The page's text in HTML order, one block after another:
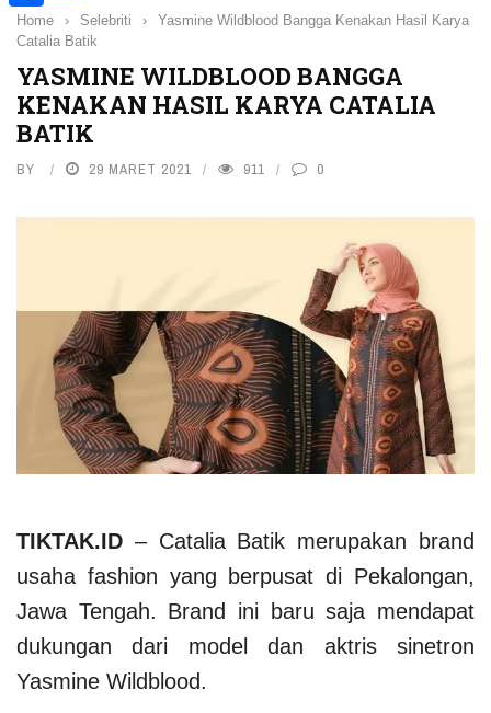
Home › Selebriti ›
Yasmine Wildblood Bangga Kenakan Hasil Karya
Catalia Batik
YASMINE WILDBLOOD BANGGA
KENAKAN HASIL KARYA CATALIA
BATIK
BY 29 MARET 2021 911 0
TIKTAK.ID – Catalia Batik merupakan brand
usaha fashion yang berpusat di Pekalongan,
Jawa Tengah. Brand ini baru saja mendapat
dukungan dari model dan aktris sinetron
Yasmine Wildblood.
Share